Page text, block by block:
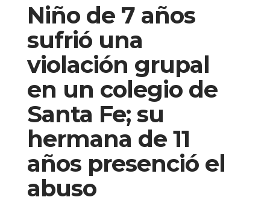
Niño de 7 años
sufrió una
violación grupal
en un colegio de
Santa Fe; su
hermana de 11
años presenció el
abuso